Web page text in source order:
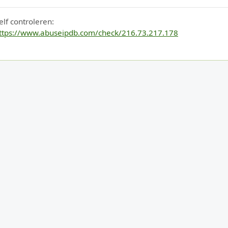
controleren:
www.abuseipdb.com/check/216.73.217.178